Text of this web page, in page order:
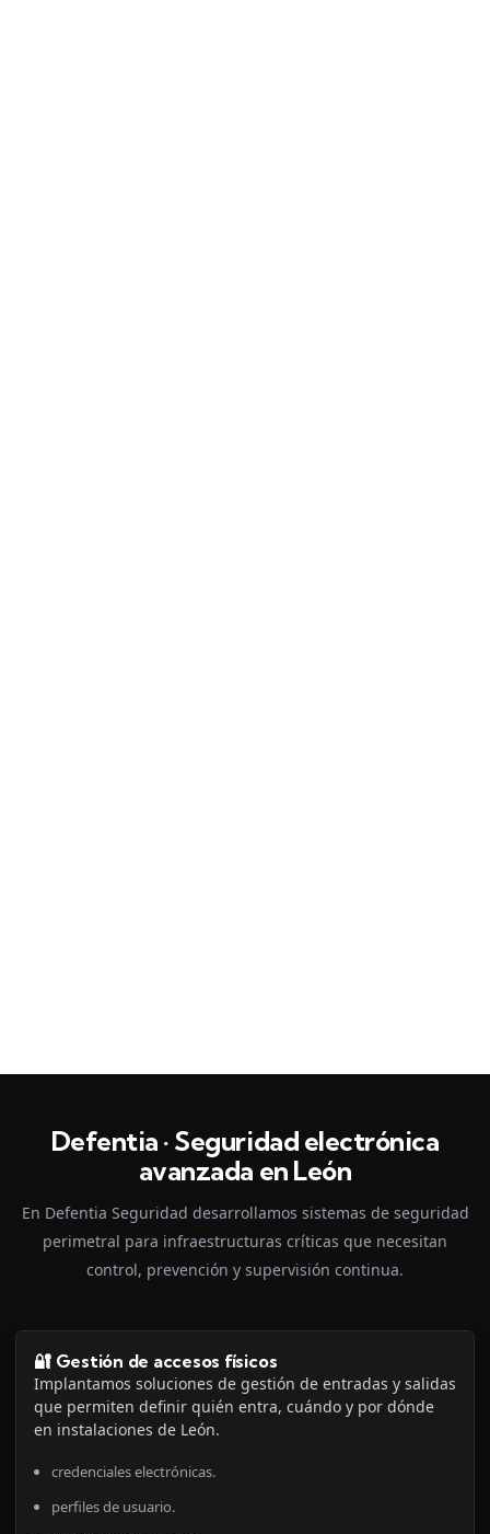
Defentia · Seguridad electrónica
avanzada en León
En Defentia Seguridad desarrollamos sistemas de seguridad
perimetral para infraestructuras críticas que necesitan
control, prevención y supervisión continua.
🔐 Gestión de accesos físicos
Implantamos soluciones de gestión de entradas y salidas
que permiten definir quién entra, cuándo y por dónde
en instalaciones de León.
credenciales electrónicas.
perfiles de usuario.